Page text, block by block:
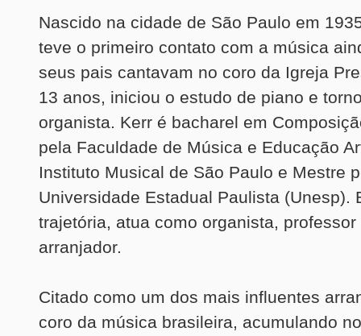
Nascido na cidade de São Paulo em
teve o primeiro contato com a música
seus pais cantavam no coro da Igreja
13 anos, iniciou o estudo de piano e
organista. Kerr é bacharel em
pela Faculdade de Música e Educação
Instituto Musical de São Paulo e Mestre
Universidade Estadual Paulista (Unesp).
trajetória, atua como organista, professor
arranjador.
Citado como um dos mais influentes
coro da música brasileira, acumulando